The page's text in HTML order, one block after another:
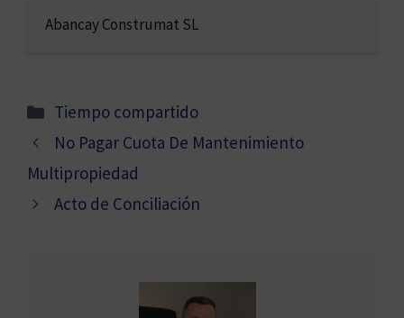
Abancay Construmat SL
Categorías
Tiempo compartido
No Pagar Cuota De Mantenimiento
Multipropiedad
Acto de Conciliación